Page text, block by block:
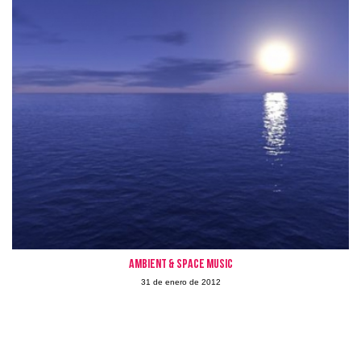
Ambient & Space Music
31 de enero de 2012